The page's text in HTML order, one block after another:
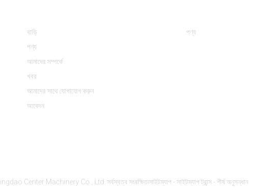
বাড়ি
পণ্য
আমাদের সম্পর্কে
খবর
আমাদের সাথে যোগাযোগ করুন
আবেদন
পণ্য
Center Machinery Co., Ltd. সর্বস্বত্ব সংরক্ষিত৷সাইটম্যাপ - সাইটম্যাপ ট্রান্স - শীর্ষ অনুসন্ধান